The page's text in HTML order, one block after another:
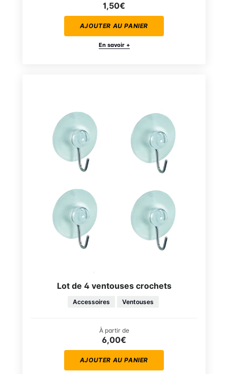
1,50€
AJOUTER AU PANIER
En savoir +
Lot de 4 ventouses crochets
Accessoires Ventouses
À partir de
6,00€
AJOUTER AU PANIER